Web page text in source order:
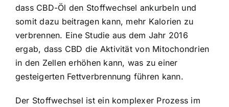
dass CBD-Öl den Stoffwechsel ankurbeln und
somit dazu beitragen kann, mehr Kalorien zu
verbrennen. Eine Studie aus dem Jahr 2016
ergab, dass CBD die Aktivität von Mitochondrien
in den Zellen erhöhen kann, was zu einer
gesteigerten Fettverbrennung führen kann.
Der Stoffwechsel ist ein komplexer Prozess im